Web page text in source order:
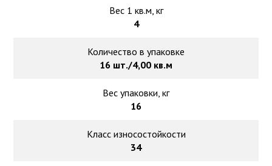
Вес 1 кв.м, кг
4
Количество в упаковке
16 шт./4,00 кв.м
Вес упаковки, кг
16
Класс износостойкости
34